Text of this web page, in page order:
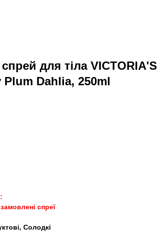
для тіла VICTORIA'S
Plum Dahlia, 250ml
спреї
Солодкі